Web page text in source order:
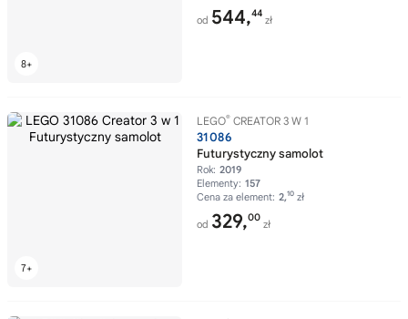
od 544,44
zł
LEGO® CREATOR 3 W 1
31086
Futurystyczny samolot
Rok: 2019
Elementy: 157
Cena za element: 2,10 zł
od 329,00
zł